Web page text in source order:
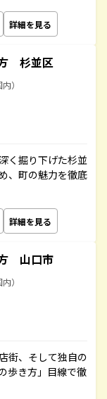
詳細を見る
杉並区
）
く掘り下げた杉並
、町の魅力を徹底
詳細を見る
山口市
）
街、そして独自の
歩き方」目線で徹